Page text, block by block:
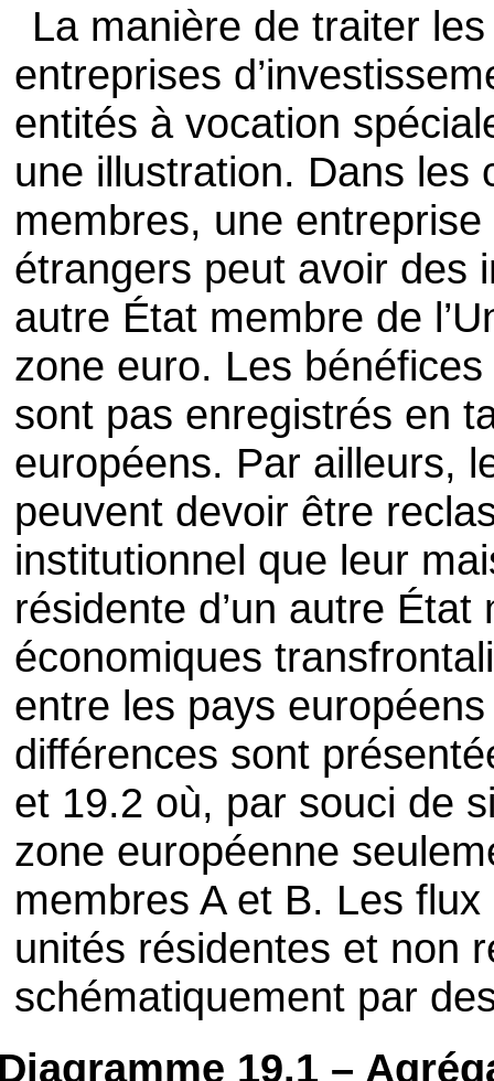
La manière de traiter
entreprises
entités à vocation
une illustration. Dans les
membres, une
étrangers peut avoir des
autre État membre de
zone euro. Les
sont pas enregistrés en
européens. Par ailleurs,
peuvent devoir être
institutionnel que leur
résidente d’un autre
économiques
entre les pays
différences sont
et 19.2 où, par souci de
zone européenne
membres A et B. Les
unités résidentes et non
schématiquement par
19.1 –